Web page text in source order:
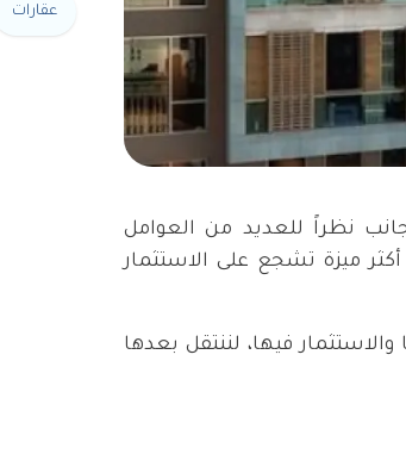
نظراً للعديد من العوامل
ميزة تشجع على الاستثمار
فيها، لننتقل بعدها
عقارات